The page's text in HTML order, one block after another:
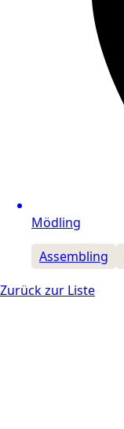
Mödling
Assembling
Zurück zur Liste